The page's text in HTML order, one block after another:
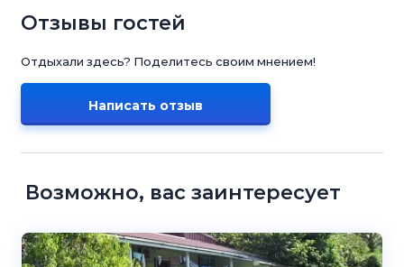
Отзывы гостей
Отдыхали здесь? Поделитесь своим мнением!
Написать отзыв
Возможно, вас заинтересует